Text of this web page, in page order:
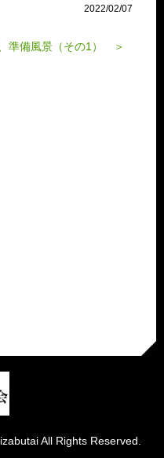
2022/02/07
準備風景（その1） ＞
All Rights Reserved.